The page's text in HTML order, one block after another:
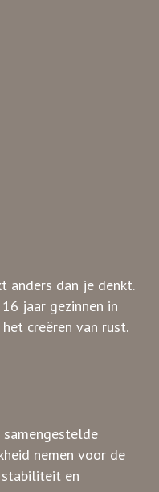
anders dan je denkt.
jaar gezinnen in
creëren van rust.
nemen voor de
stabiliteit en